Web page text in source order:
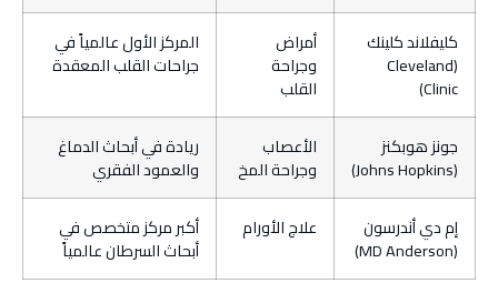
كليفلاند كلينك
(Cleveland
Clinic)
أمراض
وجراحة
القلب
المركز الأول عالمياً في
جراحات القلب المعقدة
جونز هوبكنز
(Johns Hopkins)
الأعصاب
وجراحة المخ
ريادة في أبحاث الدماغ
والعمود الفقري
إم دي أندرسون
(MD Anderson)
علاج الأورام أكبر مركز متخصص في
أبحاث السرطان عالمياً